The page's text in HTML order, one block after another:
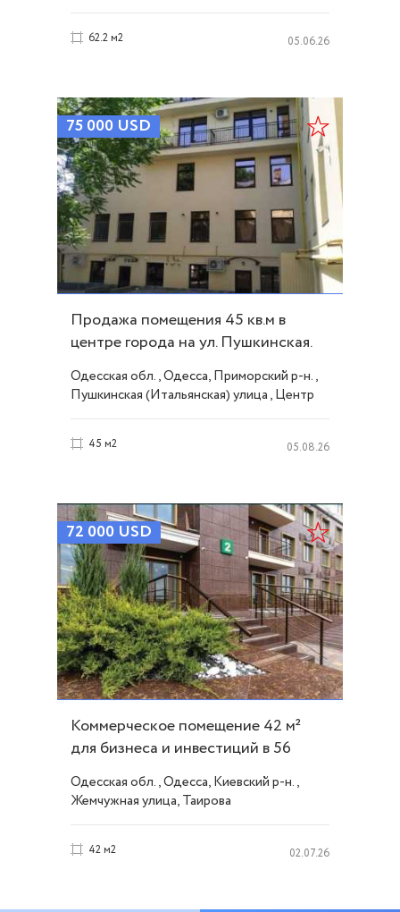
62.2 м2 05.06.26
75 000 USD
Продажа помещения 45 кв.м в
центре города на ул. Пушкинская.
ID 54154
Одесская обл., Одесса, Приморский р-н.,
Пушкинская (Итальянская) улица , Центр
45 м2 05.08.26
72 000 USD
Коммерческое помещение 42 м²
для бизнеса и инвестиций в 56
Жемчужине ID 53138
Одесская обл., Одесса, Киевский р-н.,
Жемчужная улица, Таирова
42 м2 02.07.26